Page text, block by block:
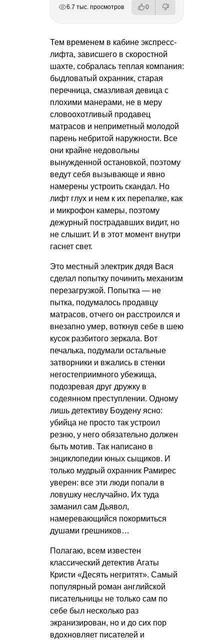
6.7 тыс. просмотров 0
Тем временем в кабине экспресс-
лифта, зависшего в скоростной
шахте, собралась теплая компания:
быдловатый охранник, старая
перечница, смазливая девица с
плохими манерами, не в меру
словоохотливый продавец
матрасов и неприметный молодой
парень небритой наружности. Все
они крайне недовольны
вынужденной остановкой, поэтому
ведут себя вызывающе и явно
намерены устроить скандал. Но
лифт глух и нем к их перепалке, как
и микрофон камеры, поэтому
дежурный пострадавших видит, но
не слышит. И в этот момент внутри
гаснет свет.
Это местный электрик дядя Вася
сделал попытку починить механизм
перезагрузкой. Попытка — не
пытка, подумалось продавцу
матрасов, отчего он расстроился и
внезапно умер, воткнув себе в шею
кусок разбитого зеркала. Вот
печалька, подумали остальные
затворники и вжались в стенки
негостеприимного убежища,
подозревая друг дружку в
содеянном преступлении. Одному
лишь детективу Боудену ясно:
убийца не просто так устроил
резню, у него обязательно должен
быть мотив. Так написано в
энциклопедии юных сыщиков. И
только мудрый охранник Рамирес
уверен: все эти люди попали в
ловушку неслучайно. Их туда
заманил сам Дьявол,
намеревающийся покормиться
душами грешников…
Полагаю, всем известен
классический детектив Агаты
Кристи «Десять негритят». Самый
популярный роман английской
писательницы не только сам по
себе был несколько раз
экранизирован, но и до сих пор
вдохновляет писателей и